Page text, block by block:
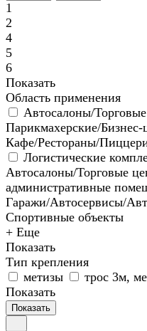
1
2
4
5
6
Показать
Область применения
Автосалоны/
Парикмахерские/
Кафе/Рестораны/
Логистические
Автосалоны/Торговые
административные
Гаражи/Автосервисы/
Спортивные объекты
+ Еще
Показать
Тип крепления
метизы
трос 3м,
Показать
Показать